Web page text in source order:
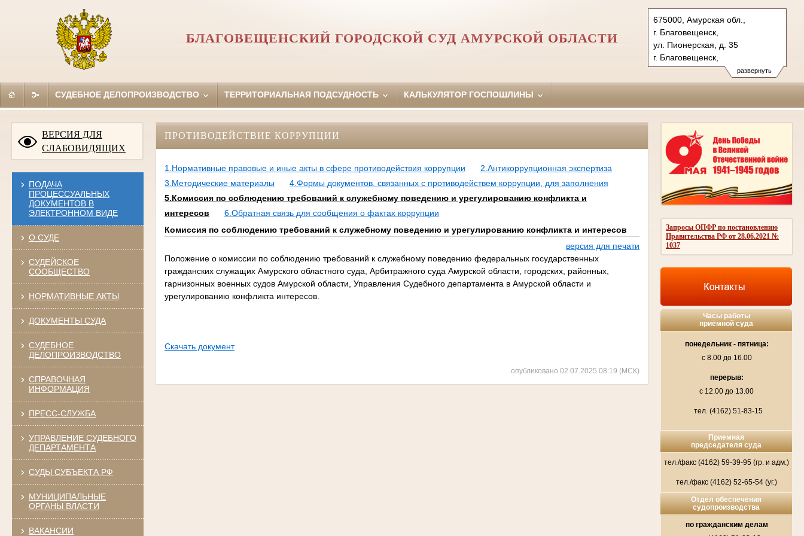
развернуть
675000, Амурская обл.,
г. Благовещенск,
ул. Пионерская, д. 35
г. Благовещенск,
ул. Краснофлотская, д. 137
Тел.: (4162) 59-39-95, 51-83-
26 (уг. 137 (адм. и гр.)
blag-gs.amr@sudrf.ru
БЛАГОВЕЩЕНСКИЙ ГОРОДСКОЙ СУД АМУРСКОЙ ОБЛАСТИ
СУДЕБНОЕ ДЕЛОПРОИЗВОДСТВО ТЕРРИТОРИАЛЬНАЯ ПОДСУДНОСТЬ КАЛЬКУЛЯТОР ГОСПОШЛИНЫ
ВЕРСИЯ ДЛЯ
СЛАБОВИДЯЩИХ
ПОДАЧА
ПРОЦЕССУАЛЬНЫХ
ДОКУМЕНТОВ В
ЭЛЕКТРОННОМ ВИДЕ
О СУДЕ
СУДЕЙСКОЕ
СООБЩЕСТВО
НОРМАТИВНЫЕ АКТЫ
ДОКУМЕНТЫ СУДА
СУДЕБНОЕ
ДЕЛОПРОИЗВОДСТВО
СПРАВОЧНАЯ
ИНФОРМАЦИЯ
ПРЕСС-СЛУЖБА
УПРАВЛЕНИЕ СУДЕБНОГО
ДЕПАРТАМЕНТА
СУДЫ СУБЪЕКТА РФ
МУНИЦИПАЛЬНЫЕ
ОРГАНЫ ВЛАСТИ
ВАКАНСИИ
Запросы ОПФР по постановлению
Правительства РФ от 28.06.2021 №
1037
Часы работы
приёмной суда
понедельник - пятница:
с 8.00 до 16.00
перерыв:
с 12.00 до 13.00
тел. (4162) 51-83-15
Приемная
председателя суда
тел./факс (4162) 59-39-95 (гр. и адм.)
тел./факс (4162) 52-65-54 (уг.)
Отдел обеспечения
судопроизводства
по гражданским делам
ПРОТИВОДЕЙСТВИЕ КОРРУПЦИИ
1.Нормативные правовые и иные акты в сфере противодействия коррупции
2.Антикоррупционная экспертиза
3.Методические материалы
4.Формы документов, связанных с противодействем коррупции, для заполнения
5.Комиссия по соблюдению требований к служебному поведению и урегулированию конфликта и
интересов
6.Обратная связь для сообщения о фактах коррупции
Комиссия по соблюдению требований к служебному поведению и урегулированию конфликта и интересов
версия для печати
Положение о комиссии по соблюдению требований к служебному поведению федеральных государственных
гражданских служащих Амурского областного суда, Арбитражного суда Амурской области, городских, районных,
гарнизонных военных судов Амурской области, Управления Судебного департамента в Амурской области и
урегулированию конфликта интересов.
Скачать документ
опубликовано 02.07.2025 08:19 (МСК)